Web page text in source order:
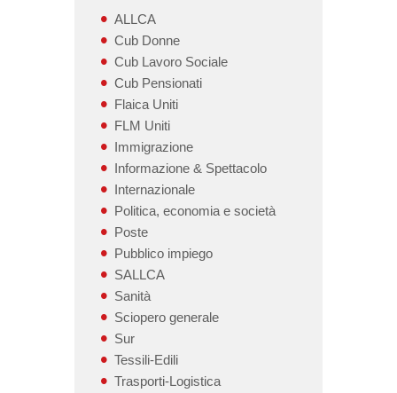
ALLCA
Cub Donne
Cub Lavoro Sociale
Cub Pensionati
Flaica Uniti
FLM Uniti
Immigrazione
Informazione & Spettacolo
Internazionale
Politica, economia e società
Poste
Pubblico impiego
SALLCA
Sanità
Sciopero generale
Sur
Tessili-Edili
Trasporti-Logistica